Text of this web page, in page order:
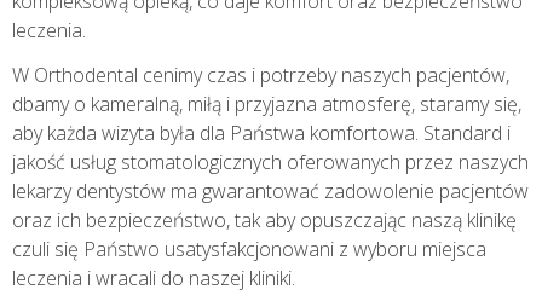
leczenia.
W Orthodental cenimy czas i potrzeby naszych pacjentów,
dbamy o kameralną, miłą i przyjazna atmosferę, staramy się,
aby każda wizyta była dla Państwa komfortowa. Standard i
jakość usług stomatologicznych oferowanych przez naszych
lekarzy dentystów ma gwarantować zadowolenie pacjentów
oraz ich bezpieczeństwo, tak aby opuszczając naszą klinikę
czuli się Państwo usatysfakcjonowani z wyboru miejsca
leczenia i wracali do naszej kliniki.